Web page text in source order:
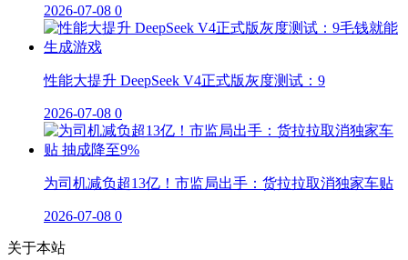
2026-07-08 0
性能大提升 DeepSeek V4正式版灰度测试：9
2026-07-08 0
为司机减负超13亿！市监局出手：货拉拉取消独家车贴
2026-07-08 0
关于本站